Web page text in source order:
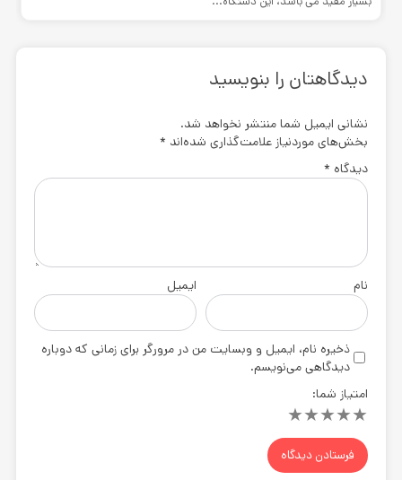
دیدگاهتان را بنویسید
نشانی ایمیل شما منتشر نخواهد شد.
بخش‌های موردنیاز علامت‌گذاری شده‌اند *
دیدگاه *
نام ایمیل
ذخیره نام، ایمیل و وبسایت من در مرورگر برای زمانی که دوباره
دیدگاهی می‌نویسم.
امتیاز شما:
★
★
★
★
★